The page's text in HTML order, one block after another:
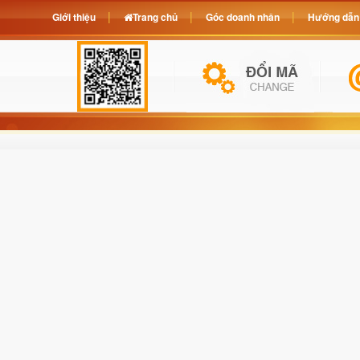
Giới thiệu Trang chủ Góc doanh nhân Hướng